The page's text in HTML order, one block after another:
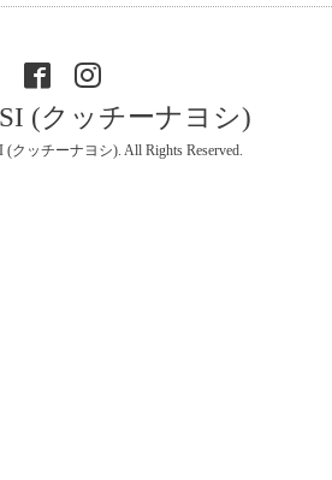
(クッチーナヨシ)
(クッチーナヨシ). All Rights Reserved.